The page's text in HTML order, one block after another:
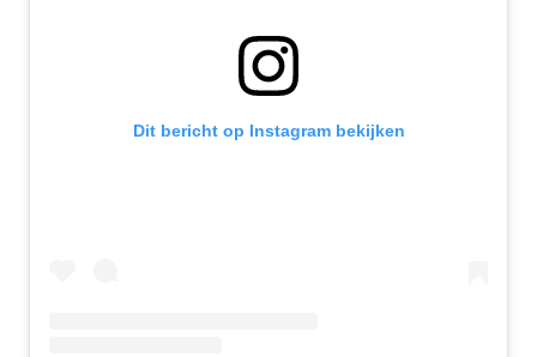
Dit bericht op Instagram bekijken